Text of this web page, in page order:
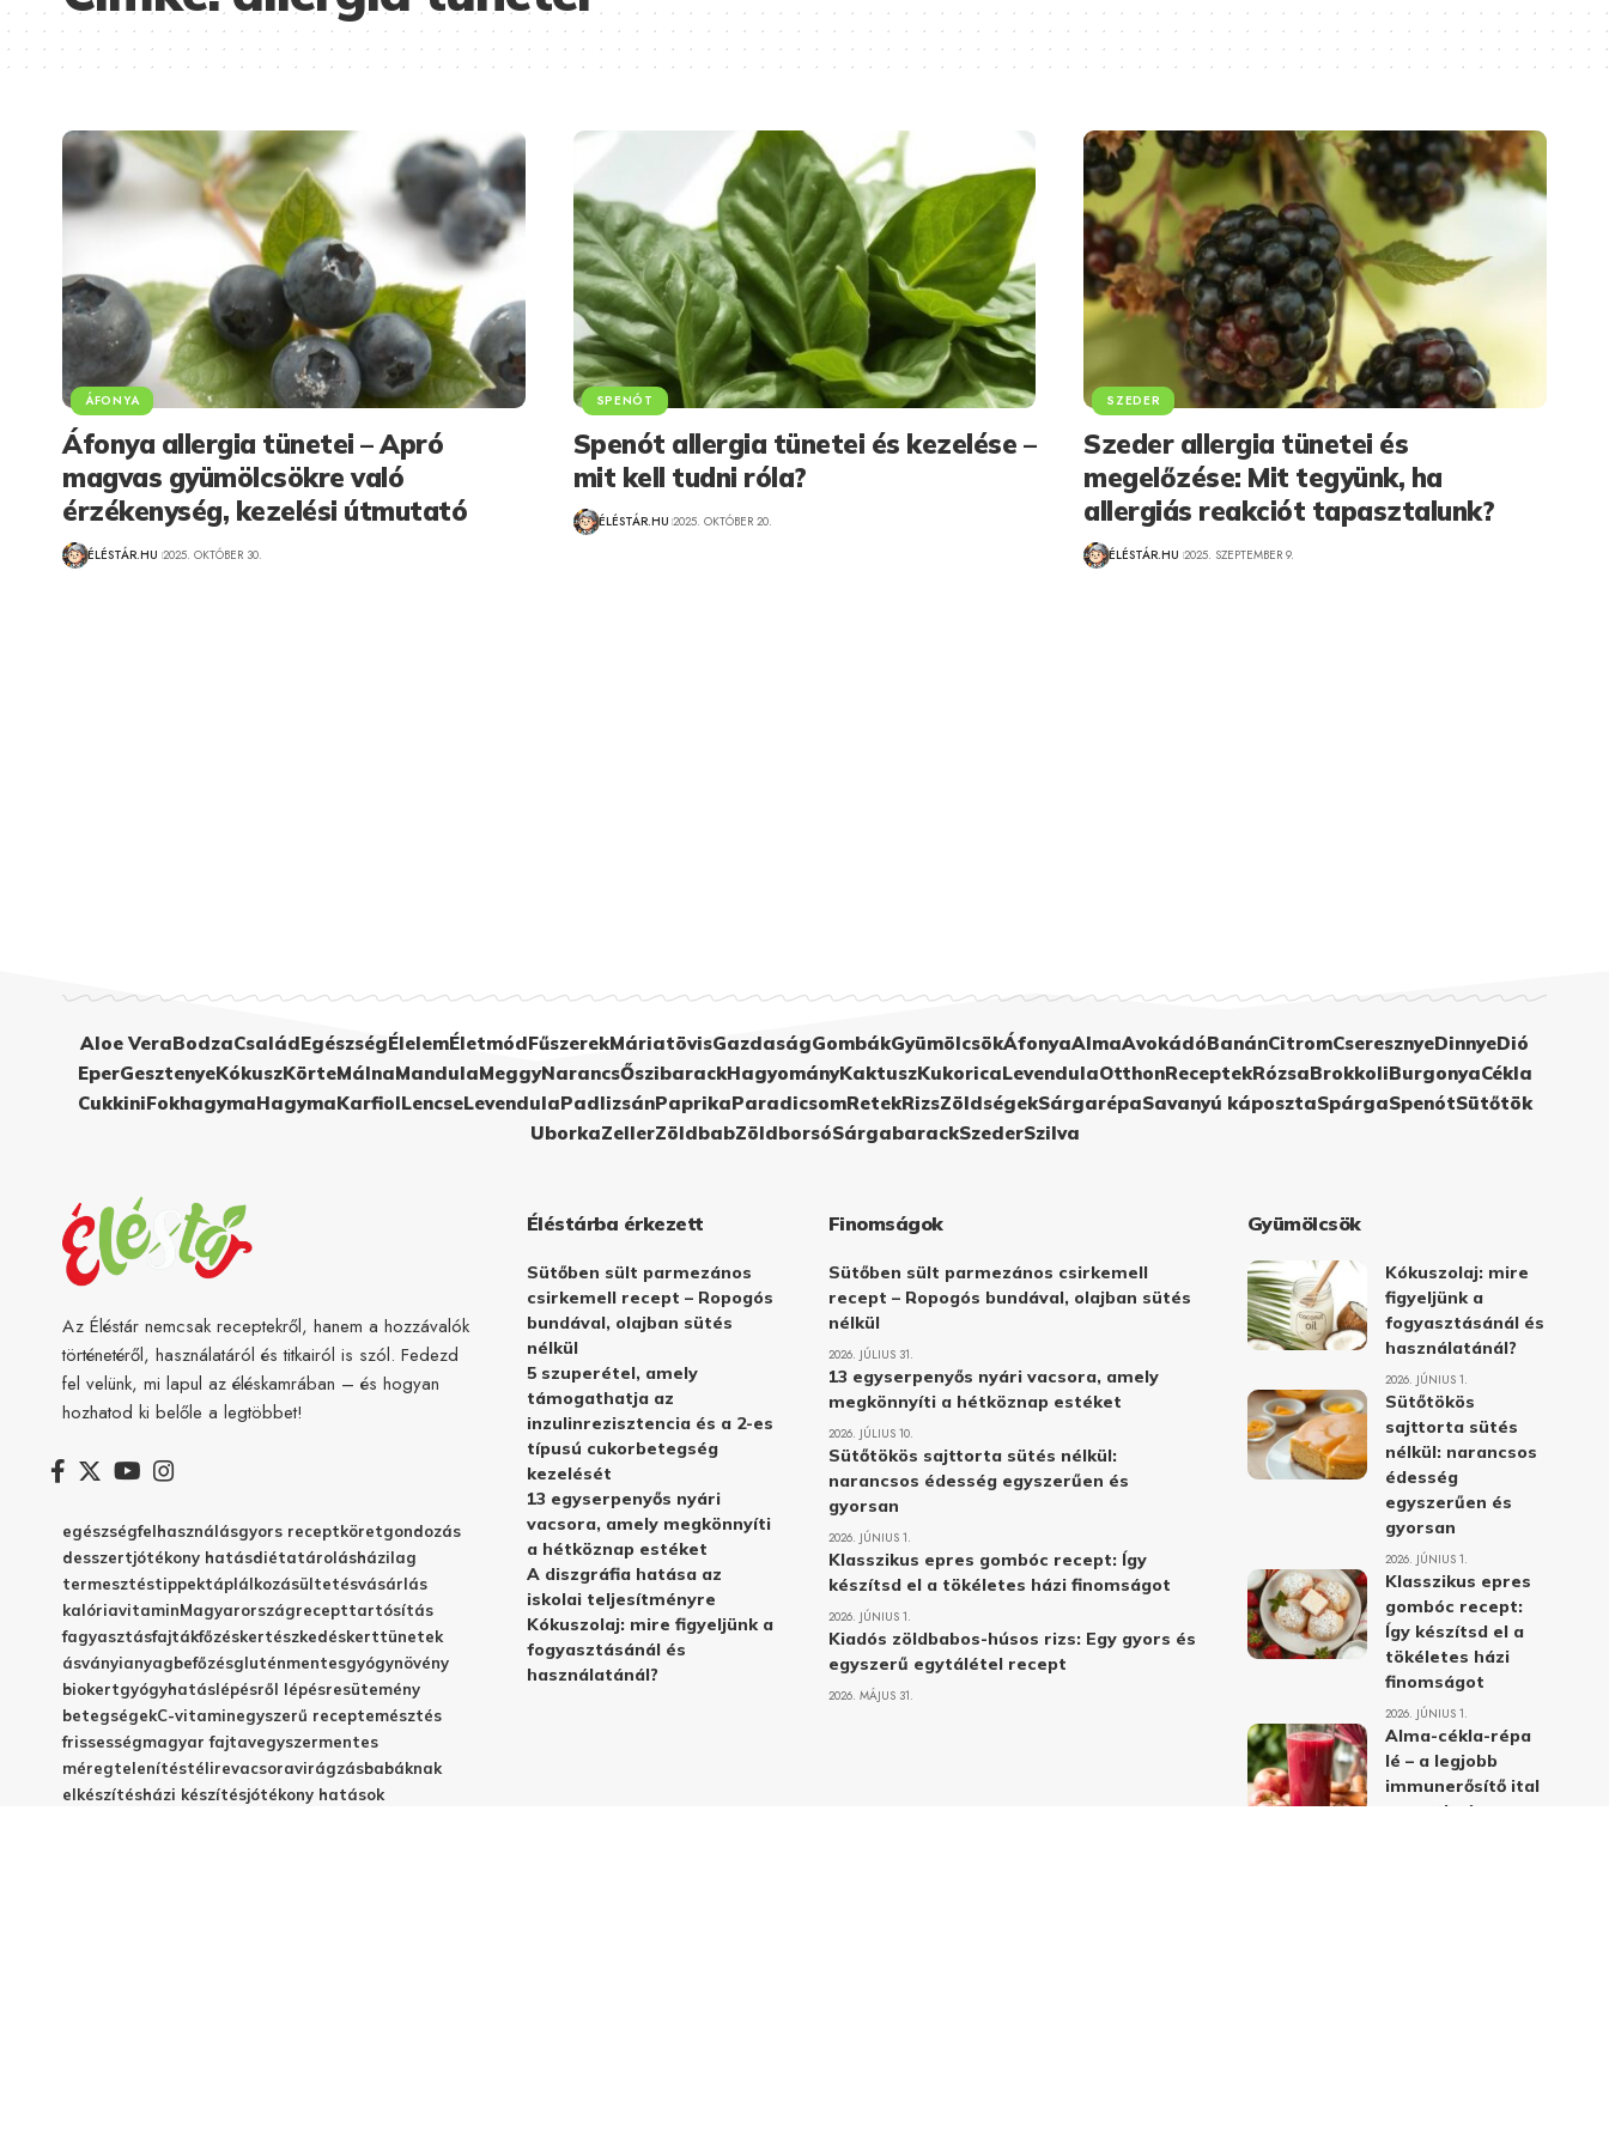
ÁFONYA
Áfonya allergia tünetei – Apró
magvas gyümölcsökre való
érzékenység, kezelési útmutató
ÉLÉSTÁR.HU 2025. OKTÓBER 30.
SPENÓT
Spenót allergia tünetei és kezelése –
mit kell tudni róla?
ÉLÉSTÁR.HU 2025. OKTÓBER 20.
SZEDER
Szeder allergia tünetei és
megelőzése: Mit tegyünk, ha
allergiás reakciót tapasztalunk?
ÉLÉSTÁR.HU 2025. SZEPTEMBER 9.
Aloe VeraBodzaCsaládEgészségÉlelemÉletmódFűszerekMáriatövisGazdaságGombákGyümölcsökÁfonyaAlmaAvokádóBanánCitromCseresznyeDinnyeDió
EperGesztenyeKókuszKörteMálnaMandulaMeggyNarancsŐszibarackHagyományKaktuszKukoricaLevendulaOtthonReceptekRózsaBrokkoliBurgonyaCékla
CukkiniFokhagymaHagymaKarfiolLencseLevendulaPadlizsánPaprikaParadicsomRetekRizsZöldségekSárgarépaSavanyú káposztaSpárgaSpenótSütőtök
UborkaZellerZöldbabZöldborsóSárgabarackSzederSzilva
Az Éléstár nemcsak receptekről, hanem a hozzávalók
történetéről, használatáról és titkairól is szól. Fedezd
fel velünk, mi lapul az éléskamrában – és hogyan
hozhatod ki belőle a legtöbbet!
egészségfelhasználásgyors receptköretgondozás
desszertjótékony hatásdiétatárolásházilag
termesztéstippektáplálkozásültetésvásárlás
kalóriavitaminMagyarországrecepttartósítás
fagyasztásfajtákfőzéskertészkedéskerttünetek
ásványianyagbefőzésgluténmentesgyógynövény
biokertgyógyhatáslépésről lépésresütemény
betegségekC-vitaminegyszerű receptemésztés
frissességmagyar fajtavegyszermentes
méregtelenítéstélirevacsoravirágzásbabáknak
elkészítésházi készítésjótékony hatások
Éléstárba érkezett
Sütőben sült parmezános
csirkemell recept – Ropogós
bundával, olajban sütés
nélkül
5 szuperétel, amely
támogathatja az
inzulinrezisztencia és a 2-es
típusú cukorbetegség
kezelését
13 egyserpenyős nyári
vacsora, amely megkönnyíti
a hétköznap estéket
A diszgráfia hatása az
iskolai teljesítményre
Kókuszolaj: mire figyeljünk a
fogyasztásánál és
használatánál?
Finomságok
Sütőben sült parmezános csirkemell
recept – Ropogós bundával, olajban sütés
nélkül
2026. JÚLIUS 31.
13 egyserpenyős nyári vacsora, amely
megkönnyíti a hétköznap estéket
2026. JÚLIUS 10.
Sütőtökös sajttorta sütés nélkül:
narancsos édesség egyszerűen és
gyorsan
2026. JÚNIUS 1.
Klasszikus epres gombóc recept: Így
készítsd el a tökéletes házi finomságot
2026. JÚNIUS 1.
Kiadós zöldbabos-húsos rizs: Egy gyors és
egyszerű egytálétel recept
2026. MÁJUS 31.
Gyümölcsök
Kókuszolaj: mire
figyeljünk a
fogyasztásánál és
használatánál?
2026. JÚNIUS 1.
Sütőtökös
sajttorta sütés
nélkül: narancsos
édesség
egyszerűen és
gyorsan
2026. JÚNIUS 1.
Klasszikus epres
gombóc recept:
Így készítsd el a
tökéletes házi
finomságot
2026. JÚNIUS 1.
Alma-cékla-répa
lé – a legjobb
immunerősítő ital
receptje és